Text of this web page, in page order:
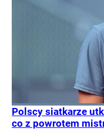
Polscy siatkarze
co z powrotem